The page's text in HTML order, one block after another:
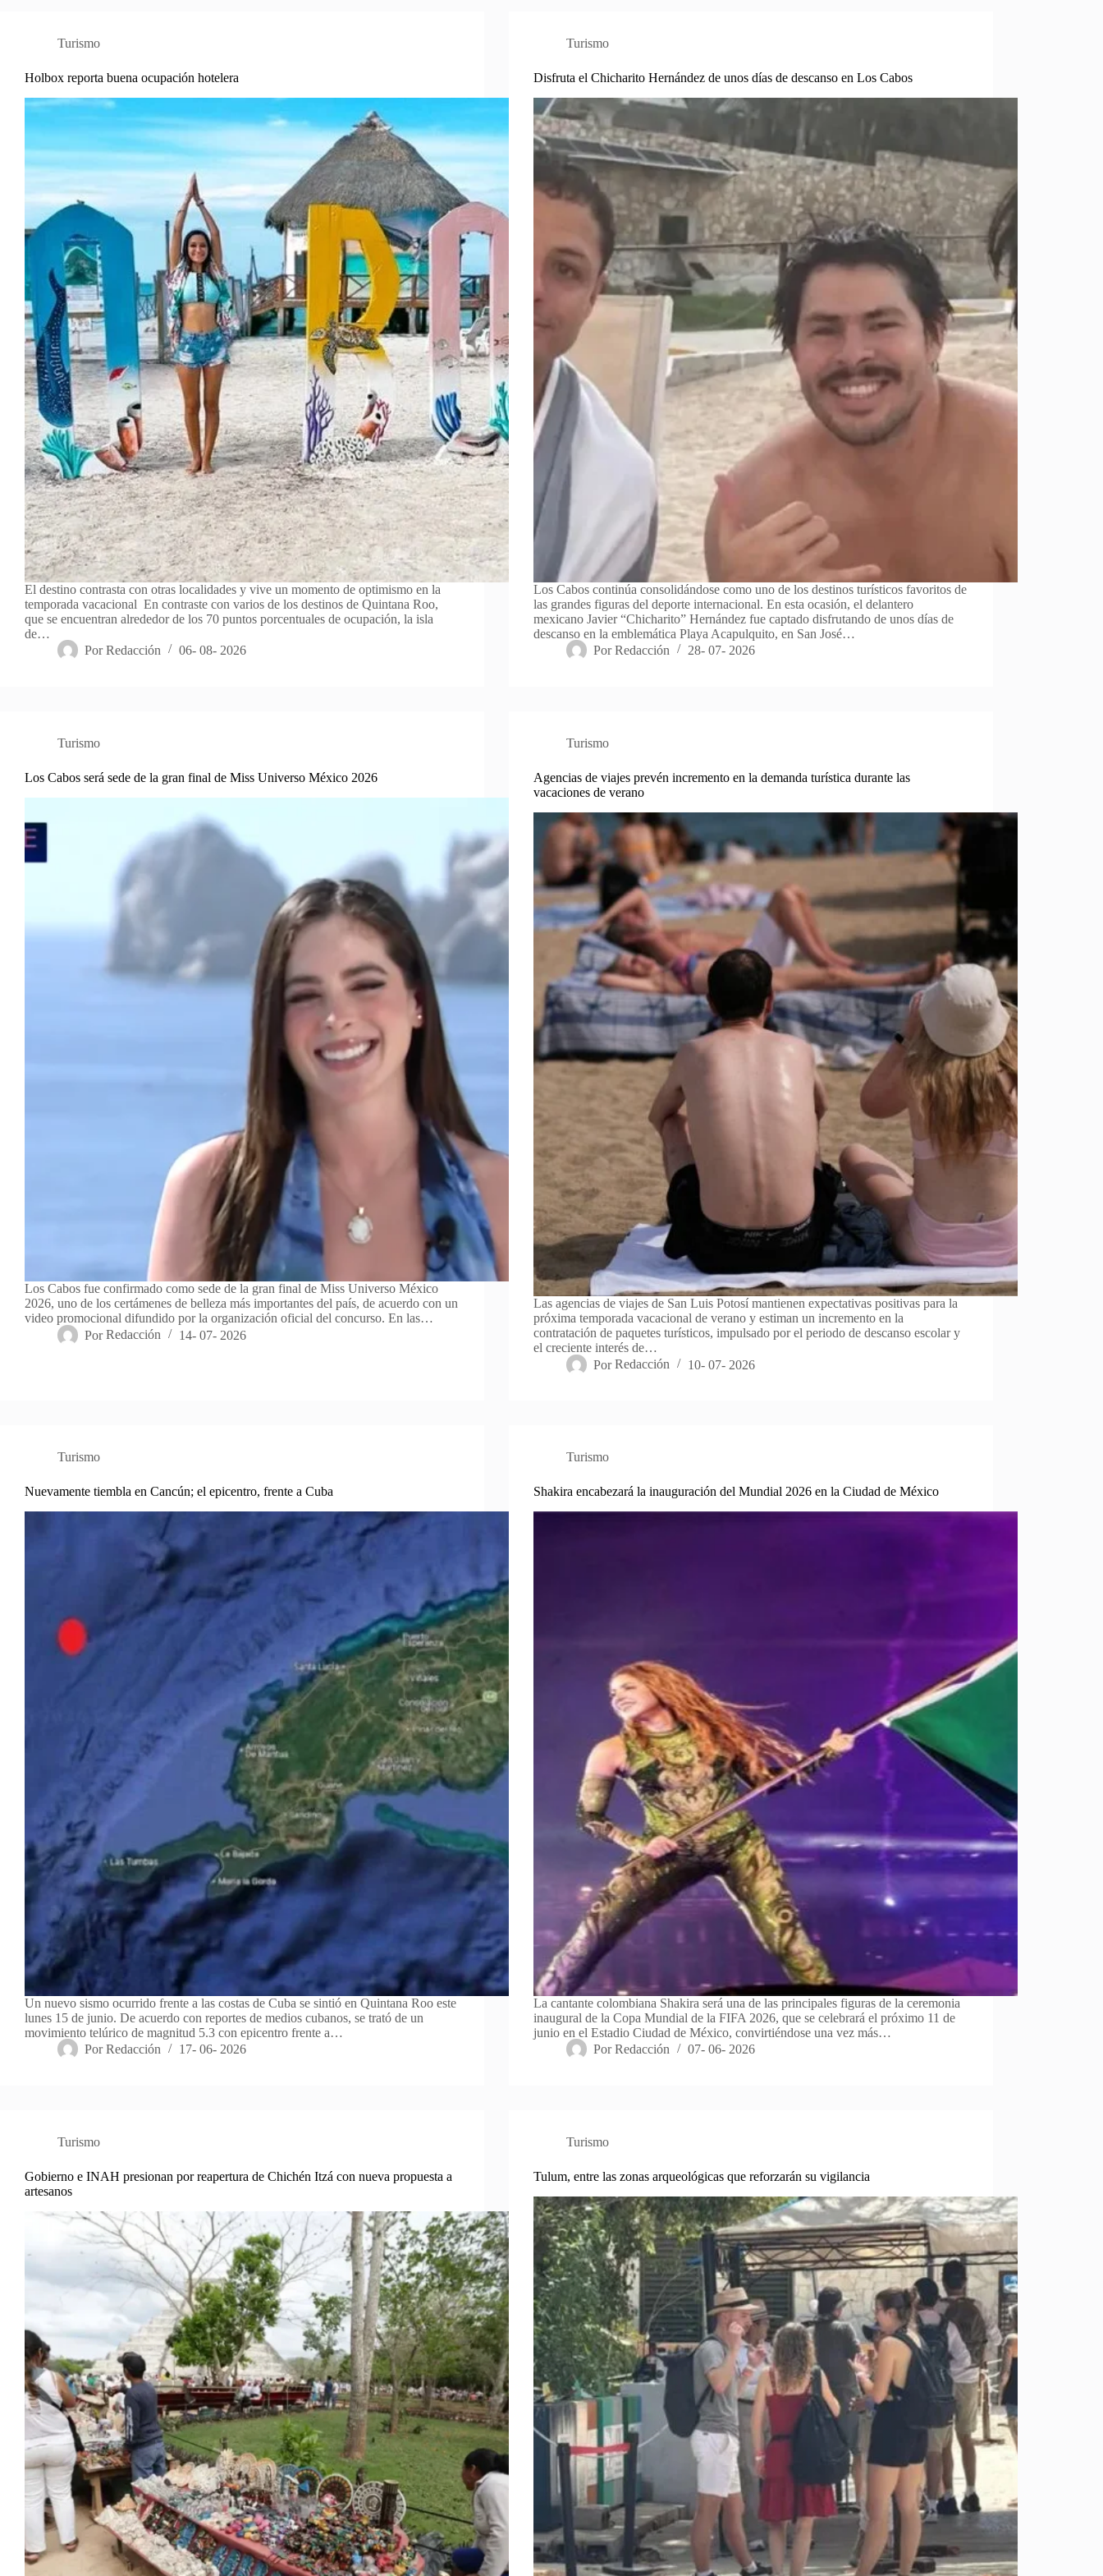
Turismo
Holbox reporta buena ocupación hotelera
El destino contrasta con otras localidades y vive un momento de optimismo en la
temporada vacacional En contraste con varios de los destinos de Quintana Roo,
que se encuentran alrededor de los 70 puntos porcentuales de ocupación, la isla
de…
Por Redacción 06- 08- 2026
Turismo
Disfruta el Chicharito Hernández de unos días de descanso en Los Cabos
Los Cabos continúa consolidándose como uno de los destinos turísticos favoritos de
las grandes figuras del deporte internacional. En esta ocasión, el delantero
mexicano Javier “Chicharito” Hernández fue captado disfrutando de unos días de
descanso en la emblemática Playa Acapulquito, en San José…
Por Redacción 28- 07- 2026
Turismo
Los Cabos será sede de la gran final de Miss Universo México 2026
Los Cabos fue confirmado como sede de la gran final de Miss Universo México
2026, uno de los certámenes de belleza más importantes del país, de acuerdo con un
video promocional difundido por la organización oficial del concurso. En las…
Por Redacción 14- 07- 2026
Turismo
Agencias de viajes prevén incremento en la demanda turística durante las
vacaciones de verano
Las agencias de viajes de San Luis Potosí mantienen expectativas positivas para la
próxima temporada vacacional de verano y estiman un incremento en la
contratación de paquetes turísticos, impulsado por el periodo de descanso escolar y
el creciente interés de…
Por Redacción 10- 07- 2026
Turismo
Nuevamente tiembla en Cancún; el epicentro, frente a Cuba
Un nuevo sismo ocurrido frente a las costas de Cuba se sintió en Quintana Roo este
lunes 15 de junio. De acuerdo con reportes de medios cubanos, se trató de un
movimiento telúrico de magnitud 5.3 con epicentro frente a…
Por Redacción 17- 06- 2026
Turismo
Shakira encabezará la inauguración del Mundial 2026 en la Ciudad de México
La cantante colombiana Shakira será una de las principales figuras de la ceremonia
inaugural de la Copa Mundial de la FIFA 2026, que se celebrará el próximo 11 de
junio en el Estadio Ciudad de México, convirtiéndose una vez más…
Por Redacción 07- 06- 2026
Turismo
Gobierno e INAH presionan por reapertura de Chichén Itzá con nueva propuesta a
artesanos
Turismo
Tulum, entre las zonas arqueológicas que reforzarán su vigilancia